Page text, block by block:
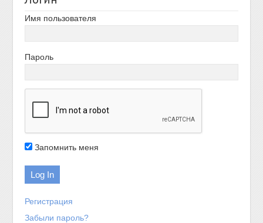
Имя пользователя
Пароль
Запомнить меня
Регистрация
Забыли пароль?